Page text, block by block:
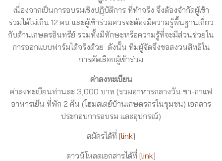
เนื่องจากเป็นการอบรมเชิงปฏฺิบัติการ ที่ทำจริง จึงต้องจำกัดผู้เข้า
ร่วมได้ไม่เกิน 12 คน และผู้เข้าร่วมควรจะต้องมีความรู้พื้นฐานเกี่ยว
กับด้านเกษตรอินทรีย์ รวมทั้งมีทักษะหรือความรู้ที่จะมีส่วนช่วยใน
การออกแบบฟาร์มได้จริงด้วย ดังนั้น ทีมผู้จัดจึงขอสงวนสิทธิใน
การคัดเลือกผู้เข้าร่วม
ค่าลงทะเบียน
ค่าลงทะเบียนท่านละ 3,000 บาท (รวมอาหารกลางวัน ชา-กาแฟ
อาหารเย็น ที่พัก 2 คืน (โฮมสเตย์บ้านเกษตรกรในชุมชน) เอกสาร
ประกอบการอบรม และอุปกรณ์)
สมัครได้ที่ [link]
ดาวน์โหลดเอกสารได้ที่ [link]